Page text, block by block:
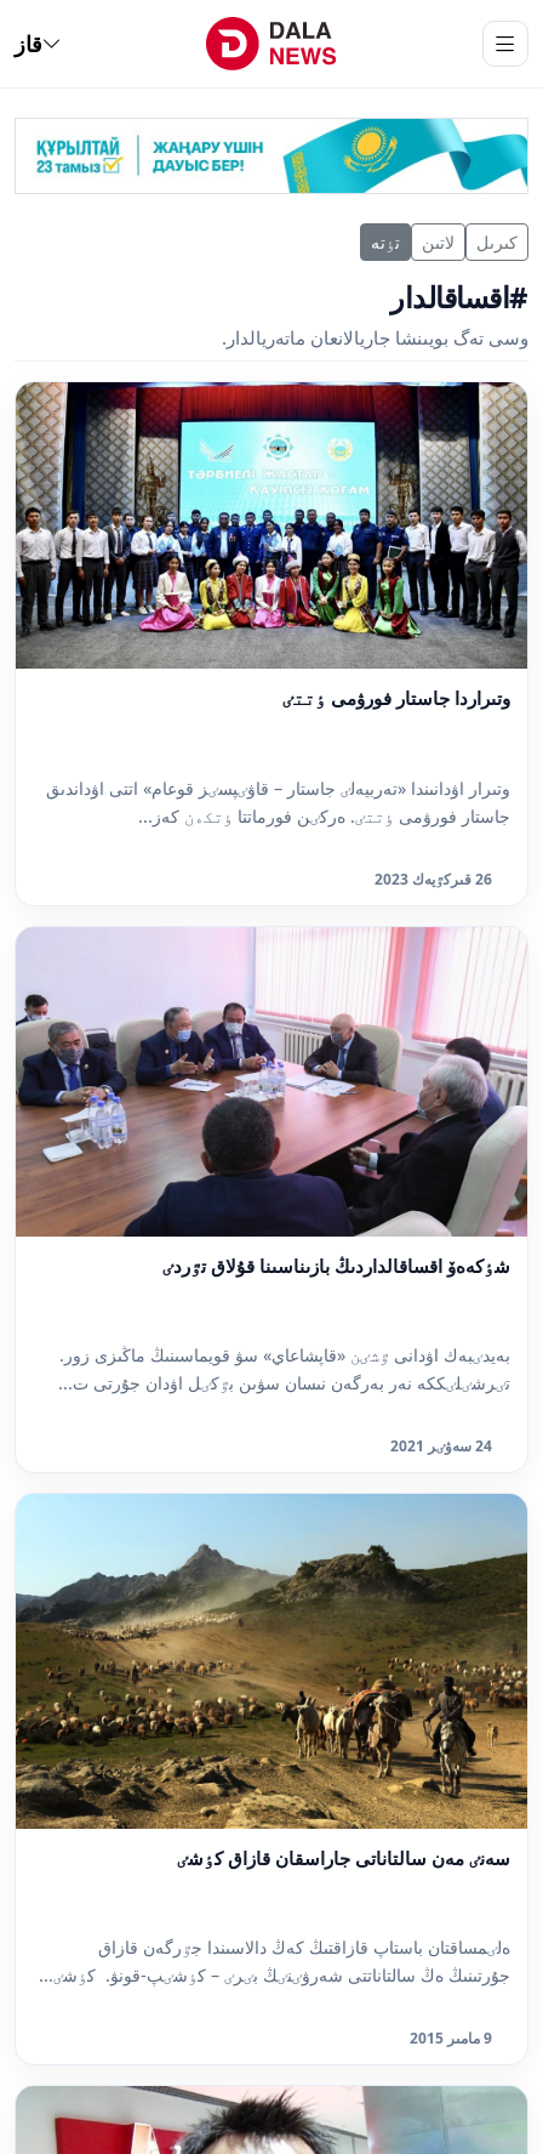
قاز
كىرىل لاتىن تٶتە
#اقساقالدار
وسى تەگ بويىنشا جاريالانعان ماتەريالدار.
وتىراردا جاستار فورۋمى ٶتتٸ
وتىرار اۋدانىندا «تەربيەلٸ جاستار – قاۋٸپسٸز قوعام» اتتى اۋداندىق
جاستار فورۋمى ٶتتٸ. ەركٸن فورماتتا ٶتكەن كەز...
26 قىركٷيەك 2023
شٶكەەۆ اقساقالداردىڭ بازىناسىنا قۇلاق تٷردٸ
بەيدٸبەك اۋدانى ٷشٸن «قاپشاعاي» سۋ قويماسىنىڭ ماڭىزى زور.
تٸرشٸلٸككە نەر بەرگەن نىسان سۋىن بٷكٸل اۋدان جۇرتى ت...
24 سەۋٸر 2021
سەنٸ مەن سالتاناتى جاراسقان قازاق كٶشٸ
ەلٸمساقتان باستاپ قازاقتىڭ كەڭ دالاسىندا جٷرگەن قازاق
جۇرتىنىڭ ەڭ سالتاناتتى شەرۋٸنٸڭ بٸرٸ – كٶشٸپ-قونۋ. كٶشٸ...
9 مامىر 2015